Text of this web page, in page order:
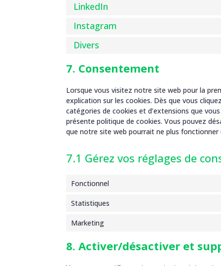
LinkedIn
Instagram
Divers
7. Consentement
Lorsque vous visitez notre site web pour la
explication sur les cookies. Dès que vous
catégories de cookies et d’extensions que
présente politique de cookies. Vous pouvez
que notre site web pourrait ne plus
7.1 Gérez vos réglages de
Fonctionnel
Statistiques
Marketing
8. Activer/désactiver et